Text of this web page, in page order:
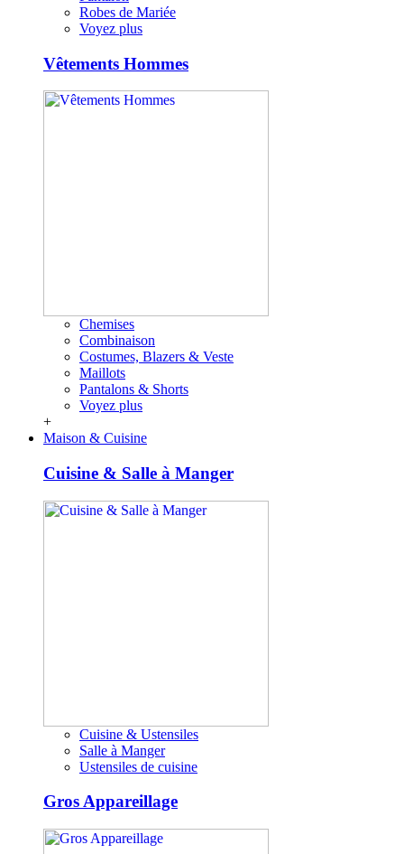
Robes de Mariée
Voyez plus
Vêtements Hommes
Chemises
Combinaison
Costumes, Blazers & Veste
Maillots
Pantalons & Shorts
Voyez plus
+
Maison & Cuisine
Cuisine & Salle à Manger
Cuisine & Ustensiles
Salle à Manger
Ustensiles de cuisine
Gros Appareillage